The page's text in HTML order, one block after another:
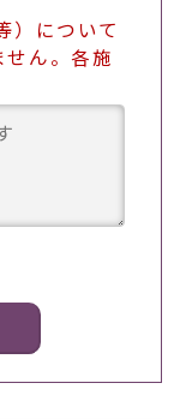
）について
ん。各施